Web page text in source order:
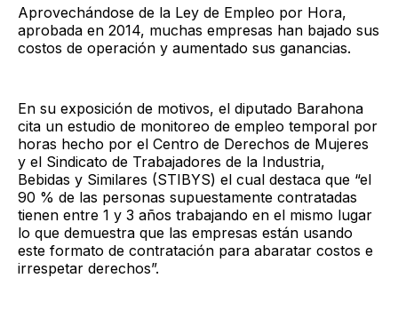
Aprovechándose de la Ley de Empleo por Hora,
aprobada en 2014, muchas empresas han bajado sus
costos de operación y aumentado sus ganancias.
En su exposición de motivos, el diputado Barahona
cita un estudio de monitoreo de empleo temporal por
horas hecho por el Centro de Derechos de Mujeres
y el Sindicato de Trabajadores de la Industria,
Bebidas y Similares (STIBYS) el cual destaca que “el
90 % de las personas supuestamente contratadas
tienen entre 1 y 3 años trabajando en el mismo lugar
lo que demuestra que las empresas están usando
este formato de contratación para abaratar costos e
irrespetar derechos”.